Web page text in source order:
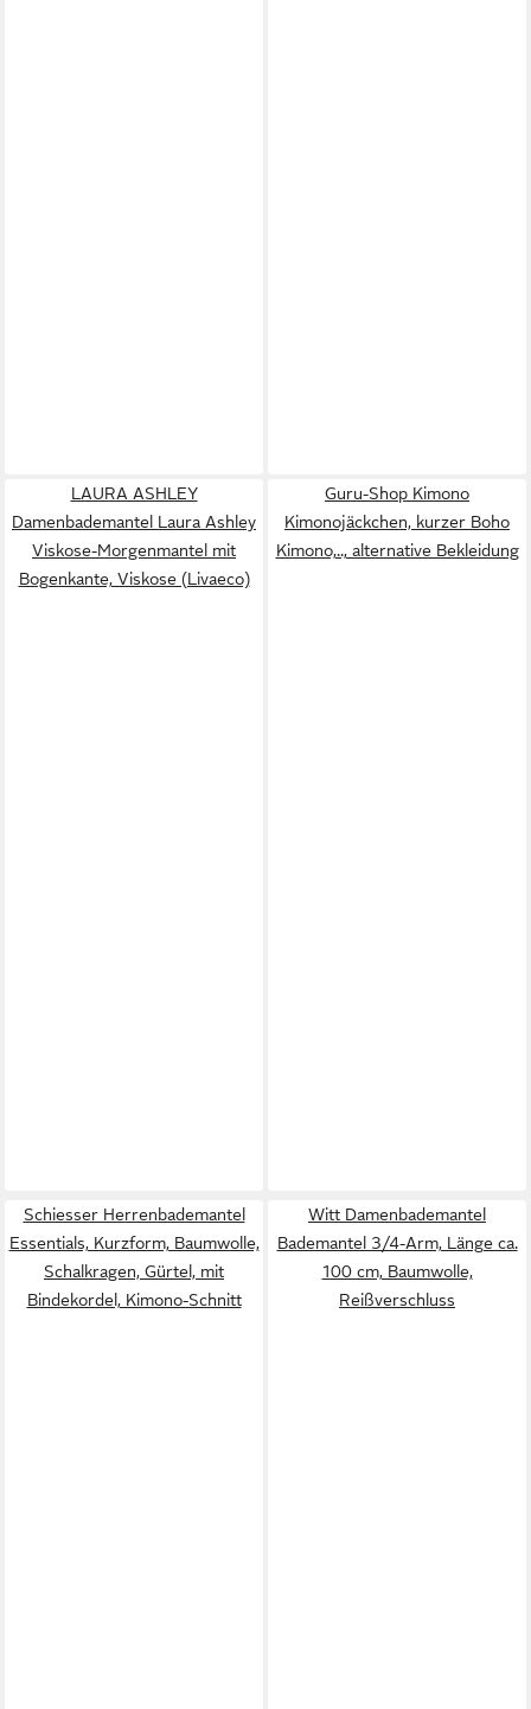
LAURA ASHLEY
Damenbademantel Laura Ashley
Viskose-Morgenmantel mit
Bogenkante, Viskose (Livaeco)
Guru-Shop Kimono
Kimonojäckchen, kurzer Boho
Kimono,.., alternative Bekleidung
Schiesser Herrenbademantel
Essentials, Kurzform, Baumwolle,
Schalkragen, Gürtel, mit
Bindekordel, Kimono-Schnitt
Witt Damenbademantel
Bademantel 3/4-Arm, Länge ca.
100 cm, Baumwolle,
Reißverschluss